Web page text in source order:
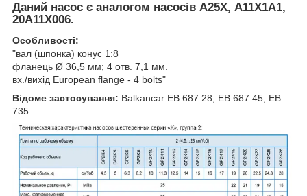
Даний насос є аналогом насосів A25X, А11Х1А1,
20А11Х006.
Особливості:
"вал (шпонка) конус 1:8
фланець Ø 36,5 мм; 4 отв. 7,1 мм.
вх./вихід European flange - 4 bolts"
Відоме застосування: Balkancar ЕВ 687.28, ЕВ 687.45; ЕВ
735